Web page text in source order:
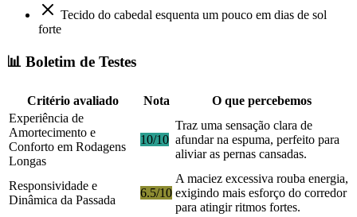
Tecido do cabedal esquenta um pouco em dias de sol
forte
📊 Boletim de Testes
Critério avaliado Nota
O que percebemos
Experiência de
Amortecimento e
Conforto em Rodagens
Longas
10/10
Traz uma sensação clara de
afundar na espuma, perfeito para
aliviar as pernas cansadas.
Responsividade e
Dinâmica da Passada
6.5/10
A maciez excessiva rouba energia,
exigindo mais esforço do corredor
para atingir ritmos fortes.